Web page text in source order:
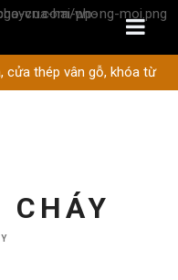
cửa thép vân gỗ, khóa từ
CHÁY